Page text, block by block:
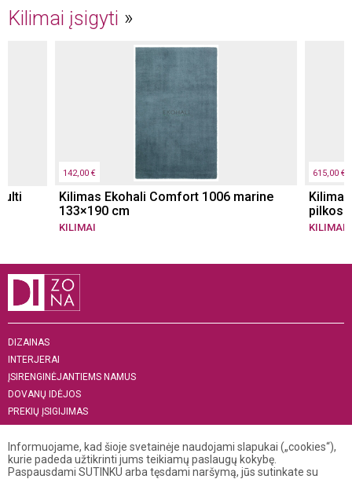
Kilimai įsigyti
142,00 €
Kilimas Ekohali Comfort 1006 marine
133×190 cm
KILIMAI
615,00 €
pilkos
KILIMAI
DIZAINAS
INTERJERAI
ĮSIRENGINĖJANTIEMS NAMUS
DOVANŲ IDĖJOS
PREKIŲ ĮSIGIJIMAS
APIE MUS
„MENAS INTERJERUI 2019“
+370 521 04 141
Informuojame, kad šioje svetainėje naudojami slapukai („cookies“),
kurie padeda užtikrinti jums teikiamų paslaugų kokybę.
Paspausdami SUTINKU arba tęsdami naršymą, jūs sutinkate su